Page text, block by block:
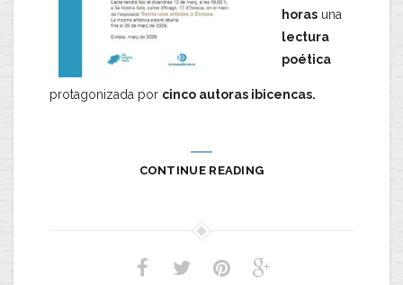
horas una
lectura
poética
protagonizada por cinco autoras ibicencas.
CONTINUE READING